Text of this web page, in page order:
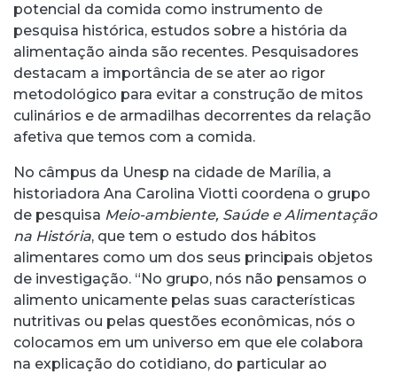
potencial da comida como instrumento de
pesquisa histórica, estudos sobre a história da
alimentação ainda são recentes. Pesquisadores
destacam a importância de se ater ao rigor
metodológico para evitar a construção de mitos
culinários e de armadilhas decorrentes da relação
afetiva que temos com a comida.
No câmpus da Unesp na cidade de Marília, a
historiadora Ana Carolina Viotti coordena o grupo
de pesquisa Meio-ambiente, Saúde e Alimentação
na História, que tem o estudo dos hábitos
alimentares como um dos seus principais objetos
de investigação. “No grupo, nós não pensamos o
alimento unicamente pelas suas características
nutritivas ou pelas questões econômicas, nós o
colocamos em um universo em que ele colabora
na explicação do cotidiano, do particular ao